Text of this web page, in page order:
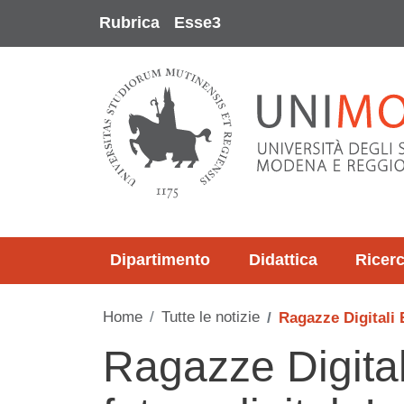
Rubrica Esse3
Dipartimento Didattica
Home Tutte le notizie Ragazze Digitali
Ragazze